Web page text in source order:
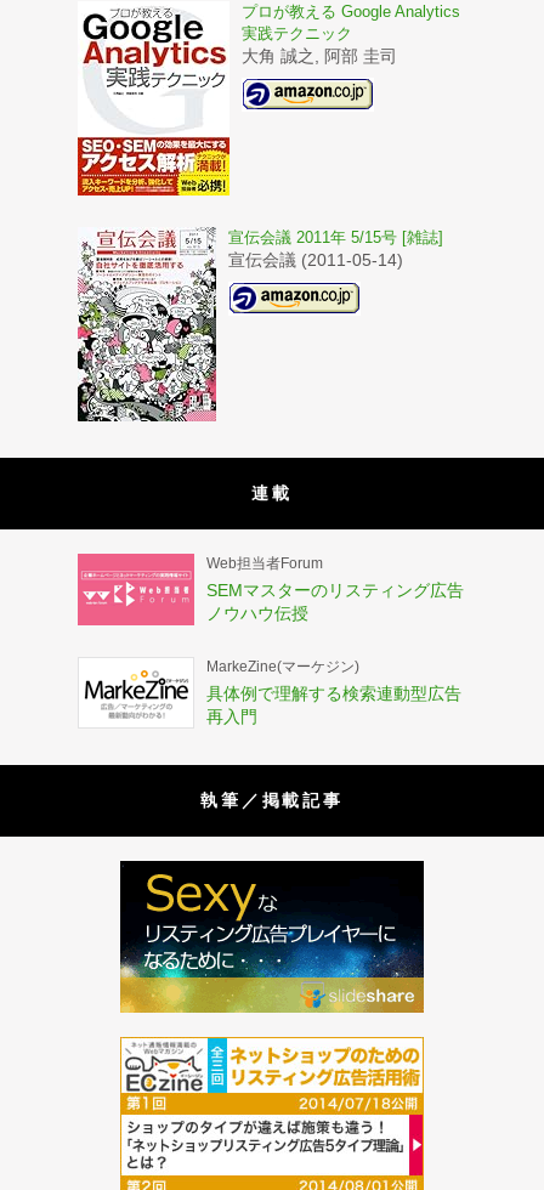
プロが教える Google Analytics
実践テクニック
大角 誠之, 阿部 圭司
宣伝会議 2011年 5/15号 [雑誌]
宣伝会議 (2011-05-14)
連載
Web担当者Forum
SEMマスターのリスティング広告
ノウハウ伝授
MarkeZine(マーケジン)
具体例で理解する検索連動型広告
再入門
執筆／掲載記事